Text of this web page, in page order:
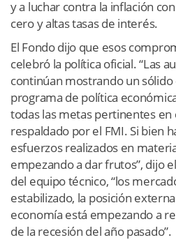
y a luchar contra la inflación
cero y altas tasas de interés.
El Fondo dijo que esos
celebró la política oficial. “Las
continúan mostrando un
programa de política
todas las metas pertinentes en
respaldado por el FMI. Si bien
esfuerzos realizados en
empezando a dar frutos”, dijo
del equipo técnico, “los
estabilizado, la posición
economía está empezando a
de la recesión del año pasado”.